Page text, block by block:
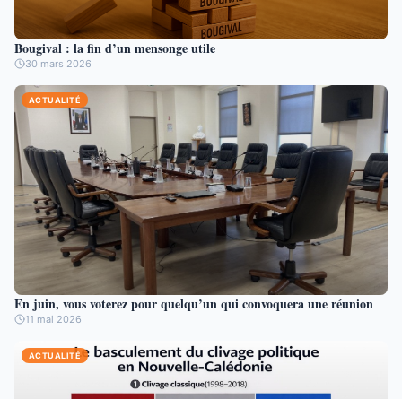
Bougival : la fin d’un mensonge utile
30 mars 2026
ACTUALITÉ
En juin, vous voterez pour quelqu’un qui convoquera une réunion
11 mai 2026
ACTUALITÉ